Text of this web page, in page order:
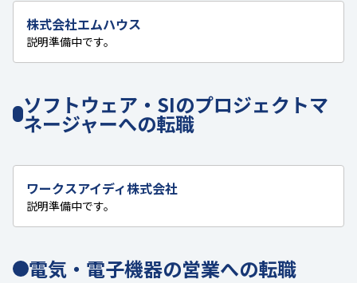
株式会社エムハウス
説明準備中です。
ソフトウェア・SIのプロジェクトマ
ネージャーへの転職
ワークスアイディ株式会社
説明準備中です。
電気・電子機器の営業への転職